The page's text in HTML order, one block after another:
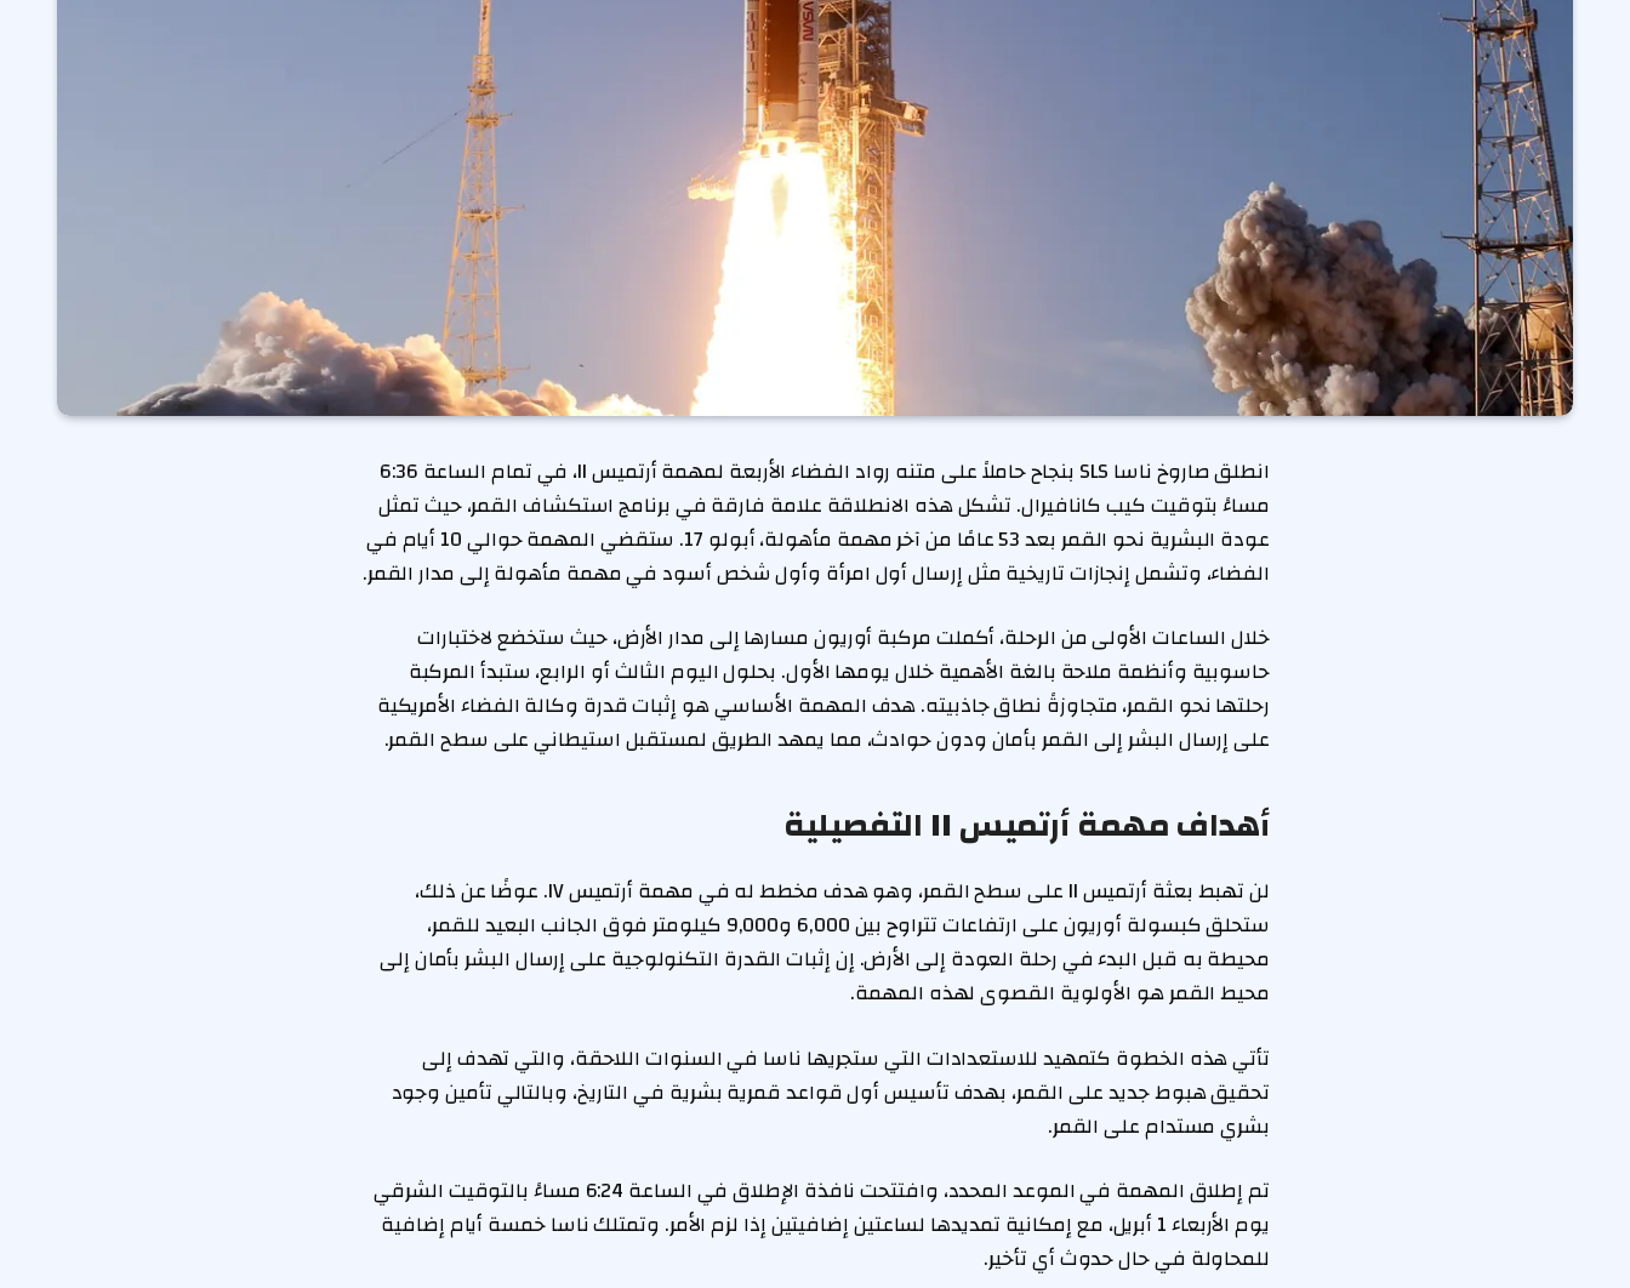
انطلق صاروخ ناسا SLS بنجاح حاملاً على متنه رواد الفضاء الأربعة لمهمة أرتميس II، في تمام الساعة 6:36
مساءً بتوقيت كيب كانافيرال. تشكل هذه الانطلاقة علامة فارقة في برنامج استكشاف القمر، حيث تمثل
عودة البشرية نحو القمر بعد 53 عامًا من آخر مهمة مأهولة، أبولو 17. ستقضي المهمة حوالي 10 أيام في
الفضاء، وتشمل إنجازات تاريخية مثل إرسال أول امرأة وأول شخص أسود في مهمة مأهولة إلى مدار القمر.
خلال الساعات الأولى من الرحلة، أكملت مركبة أوريون مسارها إلى مدار الأرض، حيث ستخضع لاختبارات
حاسوبية وأنظمة ملاحة بالغة الأهمية خلال يومها الأول. بحلول اليوم الثالث أو الرابع، ستبدأ المركبة
رحلتها نحو القمر، متجاوزةً نطاق جاذبيته. هدف المهمة الأساسي هو إثبات قدرة وكالة الفضاء الأمريكية
على إرسال البشر إلى القمر بأمان ودون حوادث، مما يمهد الطريق لمستقبل استيطاني على سطح القمر.
أهداف مهمة أرتميس II التفصيلية
لن تهبط بعثة أرتميس II على سطح القمر، وهو هدف مخطط له في مهمة أرتميس IV. عوضًا عن ذلك،
ستحلق كبسولة أوريون على ارتفاعات تتراوح بين 6,000 و9,000 كيلومتر فوق الجانب البعيد للقمر،
محيطة به قبل البدء في رحلة العودة إلى الأرض. إن إثبات القدرة التكنولوجية على إرسال البشر بأمان إلى
محيط القمر هو الأولوية القصوى لهذه المهمة.
تأتي هذه الخطوة كتمهيد للاستعدادات التي ستجريها ناسا في السنوات اللاحقة، والتي تهدف إلى
تحقيق هبوط جديد على القمر، بهدف تأسيس أول قواعد قمرية بشرية في التاريخ، وبالتالي تأمين وجود
بشري مستدام على القمر.
تم إطلاق المهمة في الموعد المحدد، وافتتحت نافذة الإطلاق في الساعة 6:24 مساءً بالتوقيت الشرقي
يوم الأربعاء 1 أبريل، مع إمكانية تمديدها لساعتين إضافيتين إذا لزم الأمر. وتمتلك ناسا خمسة أيام إضافية
للمحاولة في حال حدوث أي تأخير.